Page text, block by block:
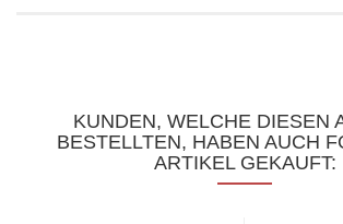
KUNDEN, WELCHE DIESEN
BESTELLTEN, HABEN AUCH
ARTIKEL GEKAUFT: